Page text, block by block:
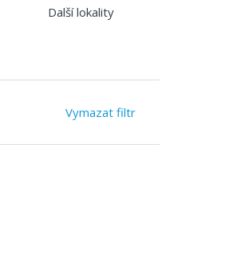
Další lokality
Vymazat filtr